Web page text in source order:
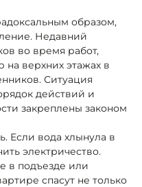
образом,
Недавний
во время работ,
на верхних этажах в
Ситуация
действий и
закреплены законом
Если вода хлынула в
электричество.
в подъезде или
спасут не только